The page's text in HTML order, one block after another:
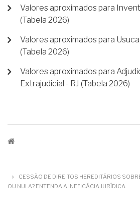
Valores aproximados para
(Tabela 2026)
Valores aproximados para
(Tabela 2026)
Valores aproximados para
Extrajudicial - RJ (Tabela 2026)
TRILHA
NAVEGAÇÃO
CESSÃO DE DIREITOS HEREDITÁRIOS
OU NULA? ENTENDA A INEFICÁCIA JURÍDICA.